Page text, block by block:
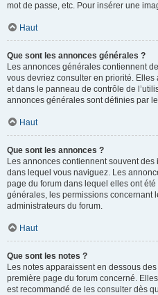
mot de passe, etc. Pour insérer une
Haut
Que sont les annonces générales ?
Les annonces générales contiennent
vous devriez consulter en priorité.
et dans le panneau de contrôle de
annonces générales sont définies par
Haut
Que sont les annonces ?
Les annonces contiennent souvent
dans lequel vous naviguez. Les
page du forum dans lequel elles ont
générales, les permissions concernant
administrateurs du forum.
Haut
Que sont les notes ?
Les notes apparaissent en dessous
première page du forum concerné.
est recommandé de les consulter dès